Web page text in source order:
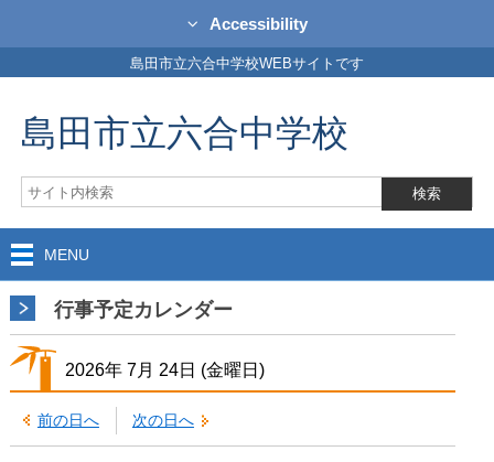
Accessibility
島田市立六合中学校WEBサイトです
島田市立六合中学校
MENU
行事予定カレンダー
2026年 7月 24日 (金曜日)
前の日へ 次の日へ